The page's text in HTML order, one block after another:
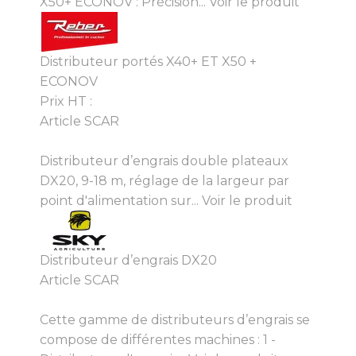
Distributeur portés X40+ ET X50 +
ECONOV
Prix HT :
Article SCAR
Distributeur d’engrais double plateaux
DX20, 9-18 m, réglage de la largeur par
point d'alimentation sur... Voir le produit
Distributeur d’engrais DX20
Article SCAR
Cette gamme de distributeurs d’engrais se
compose de différentes machines : 1 -